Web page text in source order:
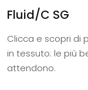
Fluid/C SG
Clicca e scopri di
in tessuto: le più
attendono.